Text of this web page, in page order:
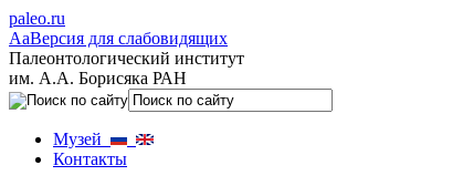
paleo.ru
AaВерсия для слабовидящих
Палеонтологический институт
им. А.А. Борисяка РАН
Музей
Контакты